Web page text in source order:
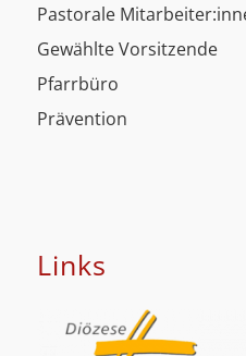
Pastorale
Gewählte Vorsitzende
Pfarrbüro
Prävention
Links